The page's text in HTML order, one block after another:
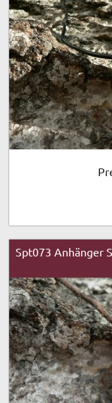
Spt073 Anhänger